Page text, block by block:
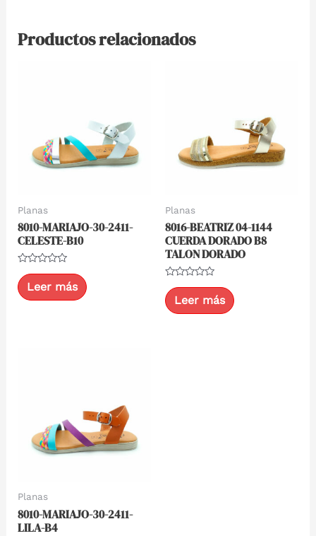
Productos relacionados
Planas
8010-MARIAJO-30-2411-
CELESTE-B10
Valorado
con
0
de
Leer más
Planas
8016-BEATRIZ 04-1144
CUERDA DORADO B8
TALON DORADO
Valorado
con
0
de
Leer más
Planas
8010-MARIAJO-30-2411-
LILA-B4